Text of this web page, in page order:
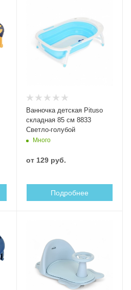
Ванночка детская Pituso
складная 85 см 8833
Светло-голубой
Много
от 129 руб.
Подробнее